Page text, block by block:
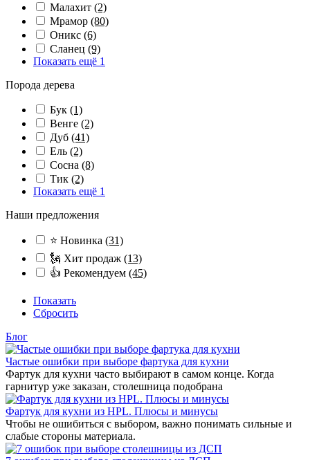
Малахит (2)
Мрамор (80)
Оникс (6)
Сланец (9)
Показать ещё 1
Порода дерева
Бук (1)
Венге (2)
Дуб (41)
Ель (2)
Сосна (8)
Тик (2)
Показать ещё 1
Наши предложения
⭐ Новинка (31)
🗽 Хит продаж (13)
👍 Рекомендуем (45)
Показать
Сбросить
Блог
Частые ошибки при выборе фартука для кухни
Фартук для кухни часто выбирают в самом конце. Когда
гарнитур уже заказан, столешница подобрана
Фартук для кухни из HPL. Плюсы и минусы
Чтобы не ошибиться с выбором, важно понимать сильные и
слабые стороны материала.